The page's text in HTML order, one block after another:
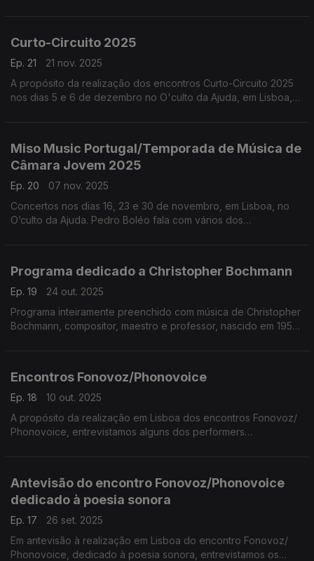
Curto-Circuito 2025
Ep. 21
21 nov. 2025
A propósito da realização dos encontros Curto-Circuito 2025
nos dias 5 e 6 de dezembro no O'culto da Ajuda, em Lisboa,
Miso Music Portugal/Temporada de Música de
Câmara Jovem 2025
Ep. 20
07 nov. 2025
Concertos nos dias 16, 23 e 30 de novembro, em Lisboa, no
O’culto da Ajuda. Pedro Boléo fala com vários dos
Programa dedicado a Christopher Bochmann
Ep. 19
24 out. 2025
Programa inteiramente preenchido com música de Christopher
Bochmann, compositor, maestro e professor, nascido em 1950
Encontros Fonovoz/Phonovoice
Ep. 18
10 out. 2025
A propósito da realização em Lisboa dos encontros Fonovoz/
Phonovoice, entrevistamos alguns dos performers
Antevisão do encontro Fonovoz/Phonovoice
dedicado à poesia sonora
Ep. 17
26 set. 2025
Em antevisão à realização em Lisboa do encontro Fonovoz/
Phonovoice, dedicado à poesia sonora, entrevistamos os